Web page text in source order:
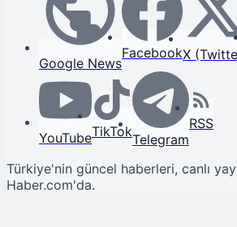
Google News
FacebookX
YouTubeTikTokTelegram
RSS
Türkiye'nin güncel haberleri, canlı
Haber.com'da.